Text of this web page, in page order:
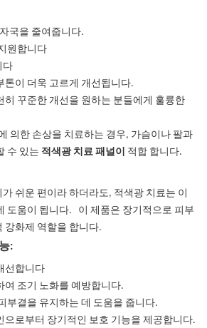
국을 줄여줍니다.
원합니다
다
톤이 더욱 고르게 개선됩니다.
히 꾸준한 개선을 원하는 분들에게 훌륭한
의한 손상을 치료하는 경우, 가슴이나 팔과
수 있는 적색광 치료 패널이 적합 합니다.
쉬운 편이라 하더라도, 적색광 치료는 이
도움이 됩니다.
이 제품은 장기적으로 피부
강화제 역할을 합니다.
:
선합니다
여 조기 노화를 예방합니다.
부결을 유지하는 데 도움을 줍니다.
으로부터 장기적인 보호 기능을 제공합니다.